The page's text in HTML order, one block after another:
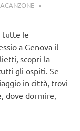
tutte le
a Genova il
scopri la
gli ospiti. Se
in città, trovi
dove dormire,